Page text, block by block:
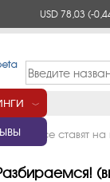
USD 78,03(-
﹀
все ставят